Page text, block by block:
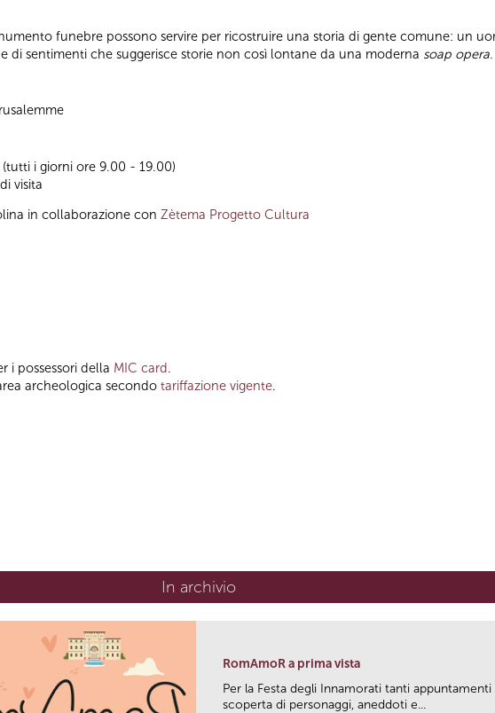
funebre possono servire per ricostruire una storia di gente comune: un
di sentimenti che suggerisce storie non così lontane da una moderna soap opera.
i giorni ore 9.00 - 19.00)
visita
in collaborazione con Zètema Progetto Cultura
i possessori della MIC card.
archeologica secondo tariffazione vigente.
In archivio
RomAmoR a prima vista
Per la Festa degli Innamorati tanti
scoperta di personaggi, aneddoti e...